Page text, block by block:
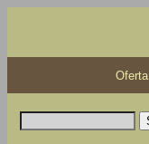
Oferta